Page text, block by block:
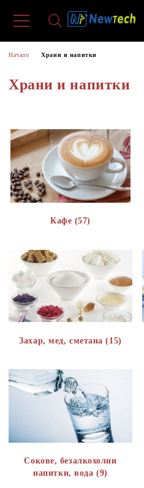
Начало Храни и напитки
Храни и напитки
Кафе (57)
Захар, мед, сметана (15)
Сокове, безалкохолни
напитки, вода (9)